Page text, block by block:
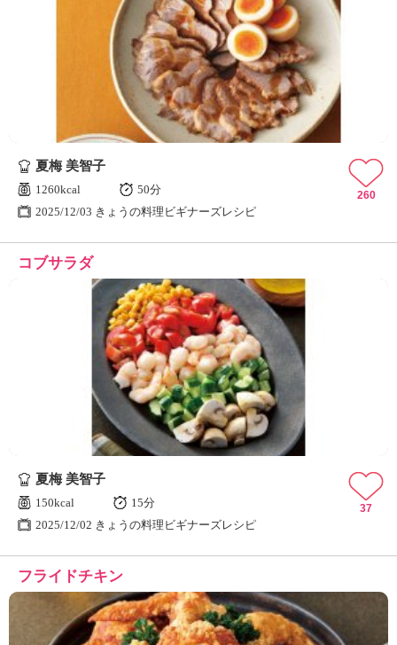
夏梅 美智子
1260kcal
50分
2025/12/03 きょうの料理ビギナーズレシピ
260
コブサラダ
夏梅 美智子
150kcal
15分
2025/12/02 きょうの料理ビギナーズレシピ
37
フライドチキン